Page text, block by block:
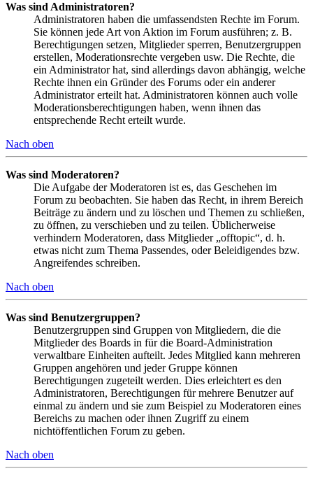
Was sind Administratoren?
Administratoren haben die umfassendsten Rechte im Forum.
Sie können jede Art von Aktion im Forum ausführen; z. B.
Berechtigungen setzen, Mitglieder sperren, Benutzergruppen
erstellen, Moderationsrechte vergeben usw. Die Rechte, die
ein Administrator hat, sind allerdings davon abhängig, welche
Rechte ihnen ein Gründer des Forums oder ein anderer
Administrator erteilt hat. Administratoren können auch volle
Moderationsberechtigungen haben, wenn ihnen das
entsprechende Recht erteilt wurde.
Nach oben
Was sind Moderatoren?
Die Aufgabe der Moderatoren ist es, das Geschehen im
Forum zu beobachten. Sie haben das Recht, in ihrem Bereich
Beiträge zu ändern und zu löschen und Themen zu schließen,
zu öffnen, zu verschieben und zu teilen. Üblicherweise
verhindern Moderatoren, dass Mitglieder „offtopic“, d. h.
etwas nicht zum Thema Passendes, oder Beleidigendes bzw.
Angreifendes schreiben.
Nach oben
Was sind Benutzergruppen?
Benutzergruppen sind Gruppen von Mitgliedern, die die
Mitglieder des Boards in für die Board-Administration
verwaltbare Einheiten aufteilt. Jedes Mitglied kann mehreren
Gruppen angehören und jeder Gruppe können
Berechtigungen zugeteilt werden. Dies erleichtert es den
Administratoren, Berechtigungen für mehrere Benutzer auf
einmal zu ändern und sie zum Beispiel zu Moderatoren eines
Bereichs zu machen oder ihnen Zugriff zu einem
nichtöffentlichen Forum zu geben.
Nach oben